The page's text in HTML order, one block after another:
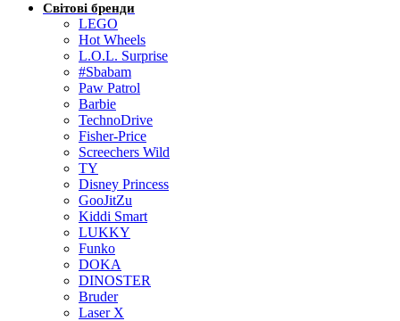
Світові бренди
LEGO
Hot Wheels
L.O.L. Surprise
#Sbabam
Paw Patrol
Barbie
TechnoDrive
Fisher-Price
Screechers Wild
TY
Disney Princess
GooJitZu
Kiddi Smart
LUKKY
Funko
DOKA
DINOSTER
Bruder
Laser X